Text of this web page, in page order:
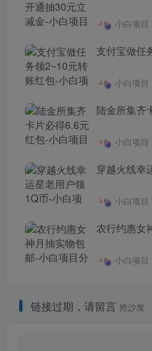
小白项目
支付宝做任
小白项目
陆金所集齐
小白项目
穿越火线幸
小白项目
农行约惠女
小白项目
链接过期，请留言 抢沙发